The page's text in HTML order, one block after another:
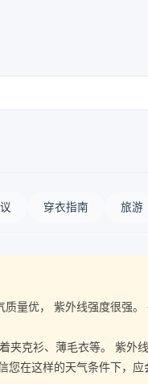
穿衣指南 旅游
量优， 紫外线强度很强
克衫、薄毛衣等。 紫外
在这样的天气条件下，